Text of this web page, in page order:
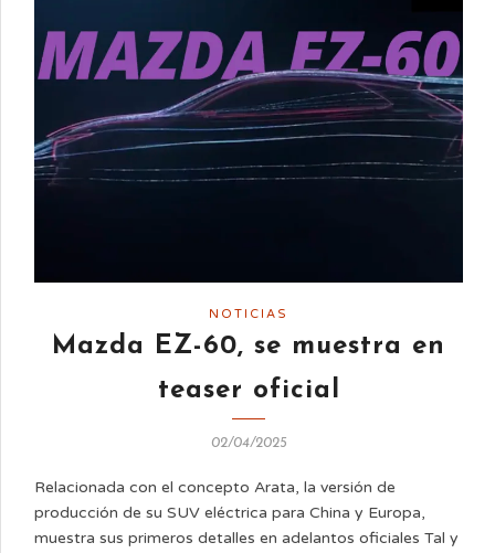
NOTICIAS
Mazda EZ-60, se muestra en
teaser oficial
02/04/2025
Relacionada con el concepto Arata, la versión de
producción de su SUV eléctrica para China y Europa,
muestra sus primeros detalles en adelantos oficiales Tal y